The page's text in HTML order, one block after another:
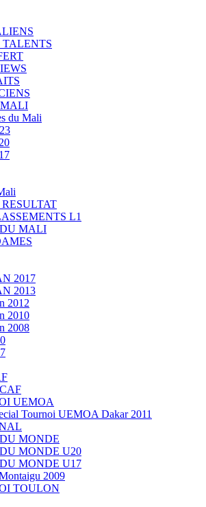
TALENTS
MALI
du Mali
L1
MALI
2017
2013
2012
2010
2008
UEMOA
Tournoi UEMOA Dakar 2011
MONDE
MONDE U20
MONDE U17
2009
TOULON